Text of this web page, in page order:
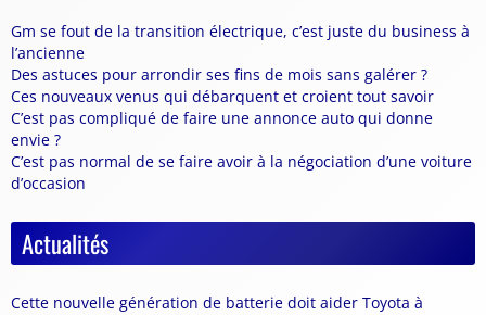
Gm se fout de la transition électrique, c’est juste du business à
l’ancienne
Des astuces pour arrondir ses fins de mois sans galérer ?
Ces nouveaux venus qui débarquent et croient tout savoir
C’est pas compliqué de faire une annonce auto qui donne
envie ?
C’est pas normal de se faire avoir à la négociation d’une voiture
d’occasion
Actualités
Cette nouvelle génération de batterie doit aider Toyota à